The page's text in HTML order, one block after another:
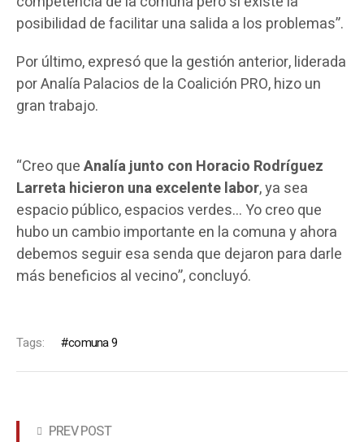
posibilidad de facilitar una salida a los problemas”.
Por último, expresó que la gestión anterior, liderada
por Analía Palacios de la Coalición PRO, hizo un
gran trabajo.
“Creo queAnalía junto con Horacio Rodríguez
Larreta hicieron una excelente labor, ya sea
espacio público, espacios verdes… Yo creo que
hubo un cambio importante en la comuna y ahora
debemos seguir esa senda que dejaron para darle
más beneficios al vecino”, concluyó.
Tags: comuna 9
PREV POST